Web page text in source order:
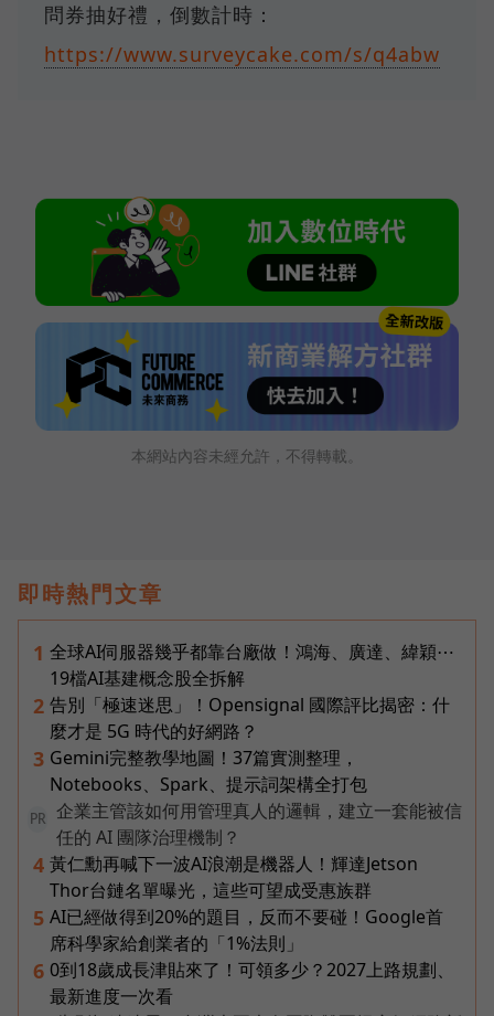
問券抽好禮，倒數計時：
https://www.surveycake.com/s/q4abw
本網站內容未經允許，不得轉載。
即時熱門文章
1 全球AI伺服器幾乎都靠台廠做！鴻海、廣達、緯穎⋯
19檔AI基建概念股全拆解
2 告別「極速迷思」！Opensignal 國際評比揭密：什
麼才是 5G 時代的好網路？
3 Gemini完整教學地圖！37篇實測整理，
Notebooks、Spark、提示詞架構全打包
PR
企業主管該如何用管理真人的邏輯，建立一套能被信
任的 AI 團隊治理機制？
4 黃仁勳再喊下一波AI浪潮是機器人！輝達Jetson
Thor台鏈名單曝光，這些可望成受惠族群
5 AI已經做得到20%的題目，反而不要碰！Google首
席科學家給創業者的「1%法則」
6 0到18歲成長津貼來了！可領多少？2027上路規劃、
最新進度一次看